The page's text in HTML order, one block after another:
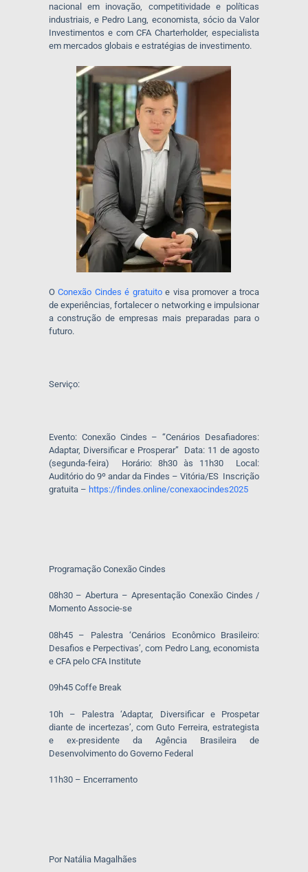
nacional em inovação, competitividade e políticas
industriais, e Pedro Lang, economista, sócio da Valor
Investimentos e com CFACharterholder, especialista
em mercados globais e estratégias de investimento.
OConexão Cindes é gratuitoe visa promover a troca
de experiências, fortalecer o networking e impulsionar
a construção de empresas mais preparadas para o
futuro.
Serviço:
Evento:Conexão Cindes – “Cenários Desafiadores:
Adaptar, Diversificar e Prosperar”
Data: 11 de agosto
(segunda-feira)
Horário:8h30 às 11h30
Local:
Auditório do 9º andar da Findes – Vitória/ES Inscrição
gratuita – https://findes.online/conexaocindes2025
Programação Conexão Cindes
08h30 – Abertura – Apresentação Conexão Cindes /
Momento Associe-se
08h45 – Palestra ‘Cenários Econômico Brasileiro:
Desafios e Perpectivas’, com Pedro Lang, economista
e CFA pelo CFA Institute
09h45 Coffe Break
10h – Palestra ‘Adaptar, Diversificar e Prospetar
diante de incertezas’, com Guto Ferreira, estrategista
e ex-presidente da Agência Brasileira de
Desenvolvimento do Governo Federal
11h30 – Encerramento
Por Natália Magalhães